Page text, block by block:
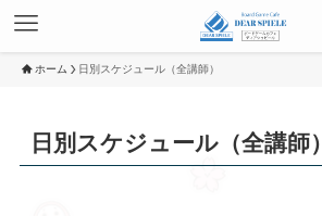
ホーム 日別スケジュール（全講師）
日別スケジュール（全講師）